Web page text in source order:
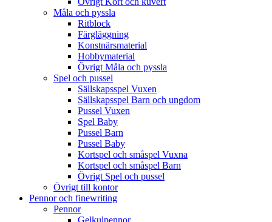
Måla och pyssla
Ritblock
Färgläggning
Konstnärsmaterial
Hobbymaterial
Övrigt Måla och pyssla
Spel och pussel
Sällskapsspel Vuxen
Sällskapsspel Barn och ungdom
Pussel Vuxen
Spel Baby
Pussel Barn
Pussel Baby
Kortspel och småspel Vuxna
Kortspel och småspel Barn
Övrigt Spel och pussel
Övrigt till kontor
Pennor och finewriting
Pennor
Gelkulpennor